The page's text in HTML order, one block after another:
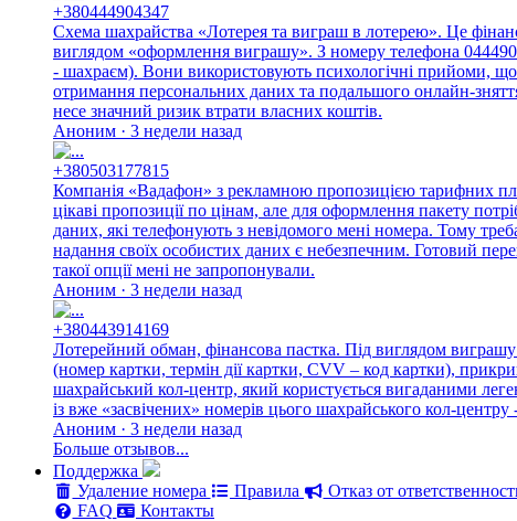
+380444904347
Схема шахрайства «Лотерея та виграш в лотерею». Це
виглядом «оформлення виграшу». З номеру телефона
- шахраєм). Вони використовують психологічні прийоми,
отримання персональних даних та подальшого онлайн-
несе значний ризик втрати власних коштів.
Аноним · 3 недели назад
+380503177815
Компанія «Вадафон» з рекламною пропозицією тарифних
цікаві пропозиції по цінам, але для оформлення пакету
даних, які телефонують з невідомого мені номера. Тому
надання своїх особистих даних є небезпечним. Готовий
такої опції мені не запропонували.
Аноним · 3 недели назад
+380443914169
Лотерейний обман, фінансова пастка. Під виглядом
(номер картки, термін дії картки, CVV – код картки),
шахрайський кол-центр, який користується вигаданими
із вже «засвічених» номерів цього шахрайського кол-
Аноним · 3 недели назад
Больше отзывов...
Поддержка
Удаление номера
Правила
Отказ от
FAQ
Контакты